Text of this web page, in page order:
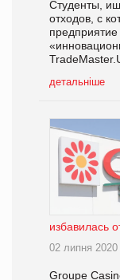
Студенты,
отходов, с
детальніше
избавилась
02 липня 2020
Groupe